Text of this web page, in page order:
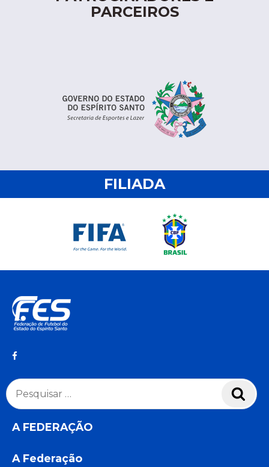
PARCEIROS
FILIADA
Pesquisar
por:
A FEDERAÇÃO
A Federação